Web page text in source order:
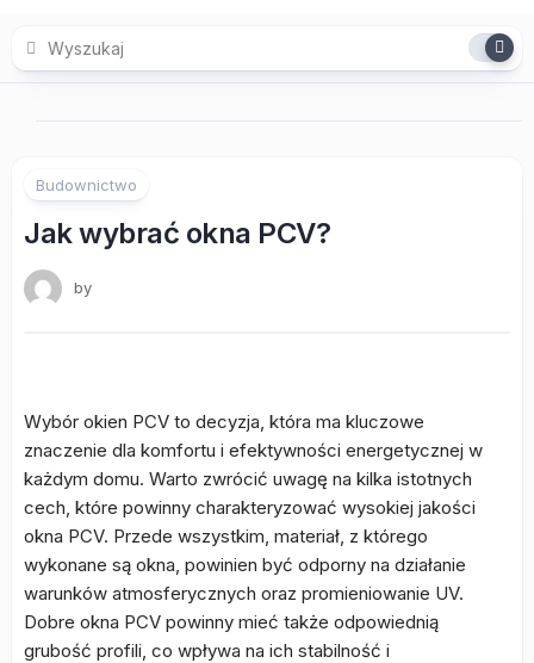
content
Budownictwo
Jak wybrać okna PCV?
by
Wybór okien PCV to decyzja, która ma kluczowe
znaczenie dla komfortu i efektywności energetycznej w
każdym domu. Warto zwrócić uwagę na kilka istotnych
cech, które powinny charakteryzować wysokiej jakości
okna PCV. Przede wszystkim, materiał, z którego
wykonane są okna, powinien być odporny na działanie
warunków atmosferycznych oraz promieniowanie UV.
Dobre okna PCV powinny mieć także odpowiednią
grubość profili, co wpływa na ich stabilność i